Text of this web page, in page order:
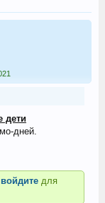
дети
дней.
войдите для